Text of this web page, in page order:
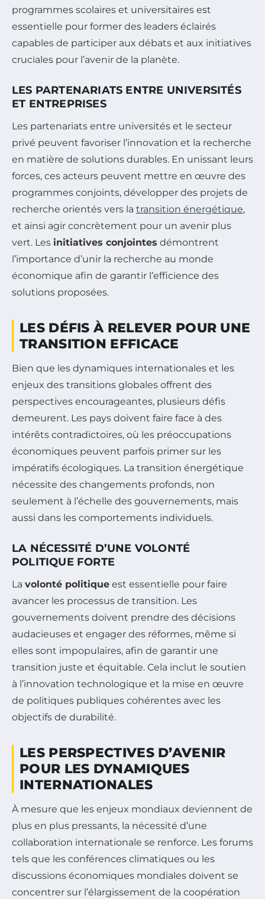
programmes scolaires et universitaires est
essentielle pour former des leaders éclairés
capables de participer aux débats et aux initiatives
cruciales pour l’avenir de la planète.
LES PARTENARIATS ENTRE UNIVERSITÉS
ET ENTREPRISES
Les partenariats entre universités et le secteur
privé peuvent favoriser l’innovation et la recherche
en matière de solutions durables. En unissant leurs
forces, ces acteurs peuvent mettre en œuvre des
programmes conjoints, développer des projets de
recherche orientés vers la transition énergétique,
et ainsi agir concrètement pour un avenir plus
vert. Les initiatives conjointes démontrent
l’importance d’unir la recherche au monde
économique afin de garantir l’efficience des
solutions proposées.
LES DÉFIS À RELEVER POUR UNE
TRANSITION EFFICACE
Bien que les dynamiques internationales et les
enjeux des transitions globales offrent des
perspectives encourageantes, plusieurs défis
demeurent. Les pays doivent faire face à des
intérêts contradictoires, où les préoccupations
économiques peuvent parfois primer sur les
impératifs écologiques. La transition énergétique
nécessite des changements profonds, non
seulement à l’échelle des gouvernements, mais
aussi dans les comportements individuels.
LA NÉCESSITÉ D’UNE VOLONTÉ
POLITIQUE FORTE
La volonté politique est essentielle pour faire
avancer les processus de transition. Les
gouvernements doivent prendre des décisions
audacieuses et engager des réformes, même si
elles sont impopulaires, afin de garantir une
transition juste et équitable. Cela inclut le soutien
à l’innovation technologique et la mise en œuvre
de politiques publiques cohérentes avec les
objectifs de durabilité.
LES PERSPECTIVES D’AVENIR
POUR LES DYNAMIQUES
INTERNATIONALES
À mesure que les enjeux mondiaux deviennent de
plus en plus pressants, la nécessité d’une
collaboration internationale se renforce. Les forums
tels que les conférences climatiques ou les
discussions économiques mondiales doivent se
concentrer sur l’élargissement de la coopération